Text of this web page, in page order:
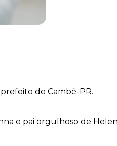
de Cambé-PR.
e pai orgulhoso de